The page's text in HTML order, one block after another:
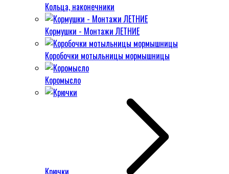
Кольца, наконечники
Кормушки - Монтажи ЛЕТНИЕ
Коробочки мотыльницы мормышницы
Коромысло
Крючки